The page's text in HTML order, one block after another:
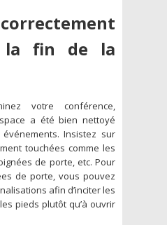
la fin de la
votre conférence,
a été bien nettoyé
Insistez sur
touchées comme les
de porte, etc. Pour
de porte, vous pouvez
afin d’inciter les
pieds plutôt qu’à ouvrir